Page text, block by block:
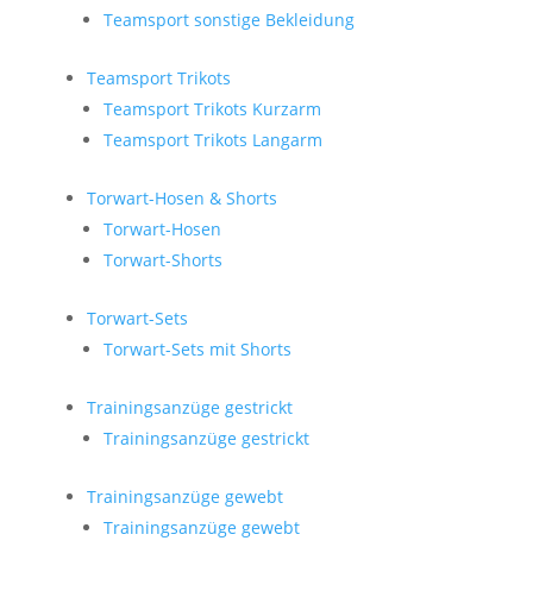
Teamsport sonstige Bekleidung
Teamsport Trikots
Teamsport Trikots Kurzarm
Teamsport Trikots Langarm
Torwart-Hosen & Shorts
Torwart-Hosen
Torwart-Shorts
Torwart-Sets
Torwart-Sets mit Shorts
Trainingsanzüge gestrickt
Trainingsanzüge gestrickt
Trainingsanzüge gewebt
Trainingsanzüge gewebt